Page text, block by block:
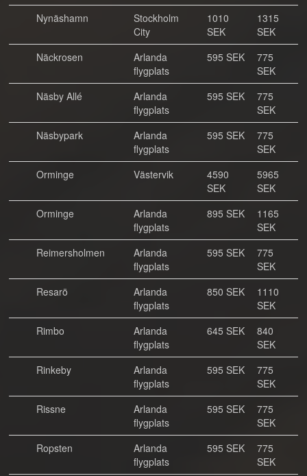
Nynäshamn
Stockholm
City
1010
SEK
1315
SEK
Näckrosen
Arlanda
flygplats
595 SEK
775
SEK
Näsby Allé
Arlanda
flygplats
595 SEK
775
SEK
Näsbypark
Arlanda
flygplats
595 SEK
775
SEK
Orminge
Västervik
4590
SEK
5965
SEK
Orminge
Arlanda
flygplats
895 SEK
1165
SEK
Reimersholmen
Arlanda
flygplats
595 SEK
775
SEK
Resarö
Arlanda
flygplats
850 SEK
1110
SEK
Rimbo
Arlanda
flygplats
645 SEK
840
SEK
Rinkeby
Arlanda
flygplats
595 SEK
775
SEK
Rissne
Arlanda
flygplats
595 SEK
775
SEK
Ropsten
Arlanda
flygplats
595 SEK
775
SEK